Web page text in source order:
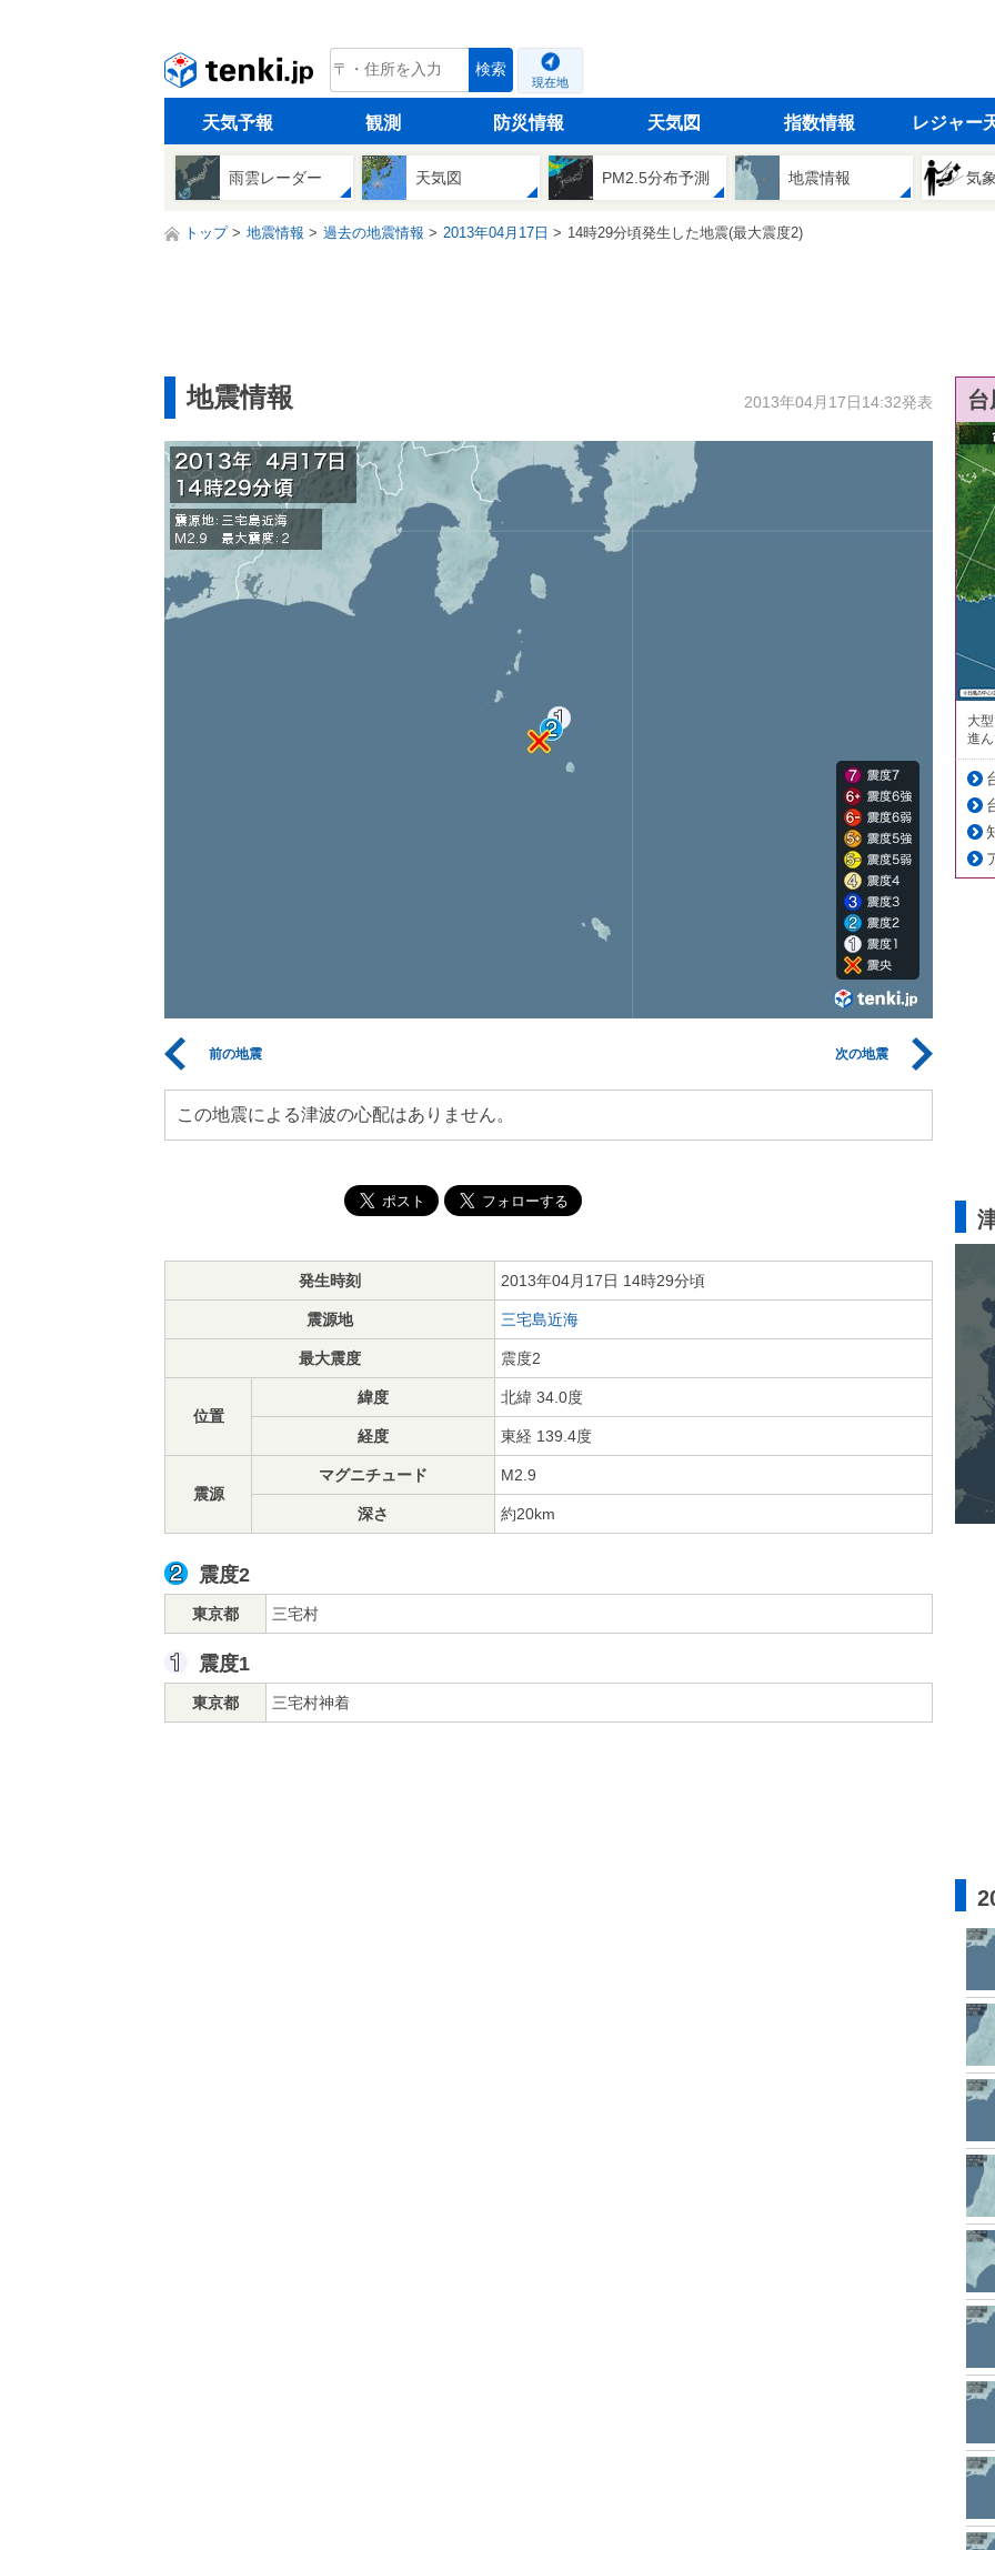
tenki.jp 検索
現在地
天気予報 観測 防災情報 天気図 指数情報 レジャー
雨雲レーダー 天気図 PM2.5分布予測 地震情報 気
トップ 地震情報 過去の地震情報 2013年04月17日 14時29分頃発生した地震(最大震度2)
地震情報 2013年04月17日14:32発表
前の地震 次の地震
この地震による津波の心配はありません。
発生時刻 2013年04月17日 14時29分頃
震源地 三宅島近海
最大震度 震度2
位置
緯度 北緯 34.0度
経度 東経 139.4度
震源
マグニチュード M2.9
深さ 約20km
震度2
東京都 三宅村
震度1
東京都 三宅村神着
大
進